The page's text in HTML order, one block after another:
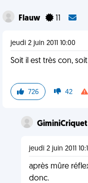
Flauw
jeudi 2 juin 2011 10:00
Soit il est très con,
726 42
GiminiCriquet
jeudi 2 juin 2011
après mûre
donc.